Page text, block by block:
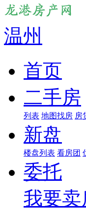
温州
首页
二手房
列表 地图找房 房
新盘
楼盘列表 看房团
委托
我要卖